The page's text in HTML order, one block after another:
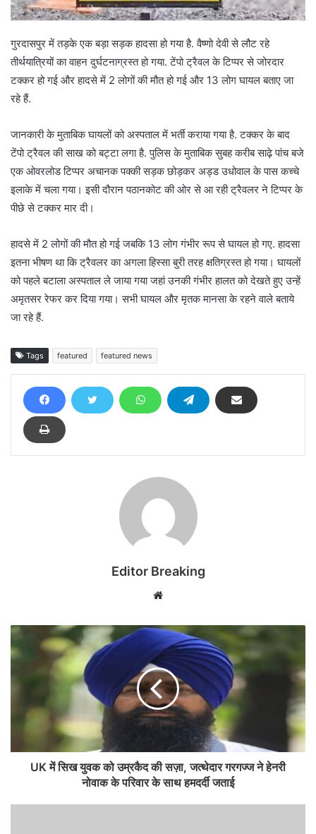
गुरदासपुर में तड़के एक बड़ा सड़क हादसा हो गया है. वैष्णो देवी से लौट रहे
तीर्थयात्रियों का वाहन दुर्घटनाग्रस्त हो गया. टेंपो ट्रैवल के टिप्पर से जोरदार
टक्कर हो गई और हादसे में 2 लोगों की मौत हो गई और 13 लोग घायल बताए जा
रहे हैं.
जानकारी के मुताबिक घायलों को अस्पताल में भर्ती कराया गया है. टक्कर के बाद
टेंपो ट्रैवल की साख को बट्टा लगा है. पुलिस के मुताबिक सुबह करीब साढ़े पांच बजे
एक ओवरलोड टिप्पर अचानक पक्की सड़क छोड़कर अड्ड उधोवाल के पास कच्चे
इलाके में चला गया। इसी दौरान पठानकोट की ओर से आ रही ट्रैवलर ने टिप्पर के
पीछे से टक्कर मार दी।
हादसे में 2 लोगों की मौत हो गई जबकि 13 लोग गंभीर रूप से घायल हो गए. हादसा
इतना भीषण था कि ट्रैवलर का अगला हिस्सा बुरी तरह क्षतिग्रस्त हो गया। घायलों
को पहले बटाला अस्पताल ले जाया गया जहां उनकी गंभीर हालत को देखते हुए उन्हें
अमृतसर रेफर कर दिया गया। सभी घायल और मृतक मानसा के रहने वाले बताये
जा रहे हैं.
Tags featured featured news
Editor Breaking
Website
UK में सिख युवक को उम्रकैद की सज़ा, जत्थेदार गरगज्ज ने हेनरी
नोवाक के परिवार के साथ हमदर्दी जताई